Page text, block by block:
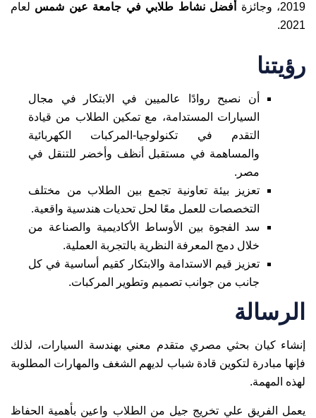
2019، وجائزة
أفضل نشاط طلابي في جامعة عين شمس لعام
2021.
رؤيتنا
أن نصبح روادًا عالميين في الابتكار في مجال
السيارات المستدامة، مع تمكين الطلاب من قيادة
التقدم في تكنولوجيا-المركبات الكهربائية
والمساهمة في مستقبل أنظف وأخضر للتنقل في
مصر.
تعزيز بيئة تعاونية تجمع بين الطلاب من مختلف
التخصصات للعمل معًا لحل تحديات هندسية واقعية.
سد الفجوة بين الأوساط الأكاديمية والصناعة من
خلال دمج المعرفة النظرية بالتجربة العملية.
تعزيز قيم الاستدامة والابتكار كقيم أساسية في كل
جانب من جوانب تصميم وتطوير المركبات.
الرسالة
إنشاء كيان بحثي مصري متقدم معني بهندسة السيارات، لذلك
فإنها مبادرة لتكوين قادة شباب لديهم الشغف والمهارات المطلوبة
لهذه المهمة.
يعمل الفريق علي تخريج جيل من الطلاب واعين بأهمية الحفاظ